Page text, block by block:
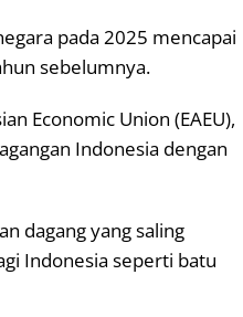
pada 2025 mencapai
sebelumnya.
Economic Union (EAEU),
Indonesia dengan
dagang yang saling
Indonesia seperti batu